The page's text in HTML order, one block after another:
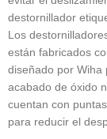
destornillador
Los
están fabricados
diseñado por Wiha
acabado de óxido
cuentan con
para reducir el